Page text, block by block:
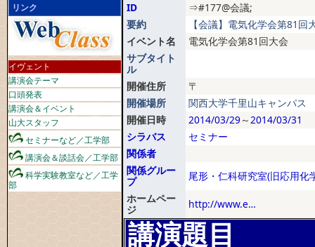
リンク
イヴェント
講演会テーマ
口頭発表
講演会＆イベント
山大スタッフ
セミナーなど／工学部
講演会＆談話会／工学部
科学実験教室など／工学
部
ID
⇒#177@会議;
要約
【会議】電気化学会第81
イベント名
電気化学会第81回大会
サブタイト
ル
開催住所
〒
開催場所
関西大学千里山キャンパス
開催日時
2014/03/29～2014/03/31
シラバス
セミナー
関係者
関係グルー
プ
尾形・仁科研究室(旧応用化
ホームペー
ジ
http://www.e…
講演題目